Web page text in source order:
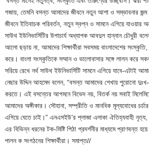
গজায়, তেমনি বসন্ত আমাদের জীবনে নতুন আশা ও সম্ভাবনার
জীবনে ইতিবাচক পরিবর্তন, নতুন স্বপ্ন ও সামনে এগিয়ে যাওয়ার
সাউথ ইউনিভার্সিটির উপাচার্য অধ্যাপক আবদুল হান্নান চৌধুরী
আলো ছড়ায় না, আমাদের শিক্ষার্থীরা সবসময় বাংলাদেশের
করে। বাংলা সংস্কৃতিকে সম্মান ও ভালোবাসার সঙ্গে লালন করে
সরিয়ে রেখে নর্থ সাউথ ইউনিভার্সিটি সামনে এগিয়ে যাবে-এটাই
নেছার উদ্দিন আহমেদ বলেন, “বসন্ত আমাদের শেখায় পুরোনো
করতে। এই বসন্তের আগমনে বিভেদ নয়, বিতর্ক নয় সবাই
আমাদের অঙ্গীকার। সৌহানা, সম্প্রীতি ও মানবিক মূল্যবোধের
এগিয়ে যেতে চাই।” এনএসইউ’র প্লাজা এলাকা ঐতিহ্যবাহী নৃত্য,
এর বিভিন্ন ধরনের টক-মিষ্টি পিঠা প্রদর্শনীর মাধ্যমে প্রাণবন্ত
পালন ক সংগঠনের শিক্ষার্থীরা। সমাপ্ত//